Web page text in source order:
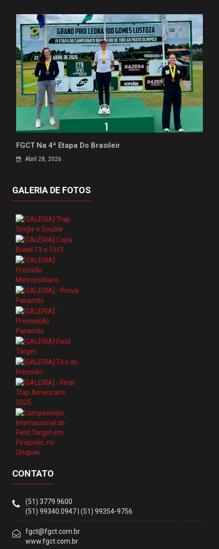
FGCT Na 4ª Etapa Do Brasileir
Abril 28, 2026
GALERIA DE FOTOS
CONTATO
(51) 3779.9600
(51) 99340.0947 | (51) 99354-9756
fgct@fgct.com.br
www.fgct.com.br